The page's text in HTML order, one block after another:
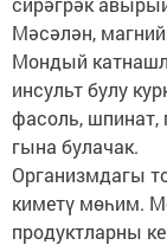
Мәсәлән,
Мондый
инсульт булу
фасоль, шпинат,
гына булачак.
Организмдагы
киметү мөһим.
продуктларны